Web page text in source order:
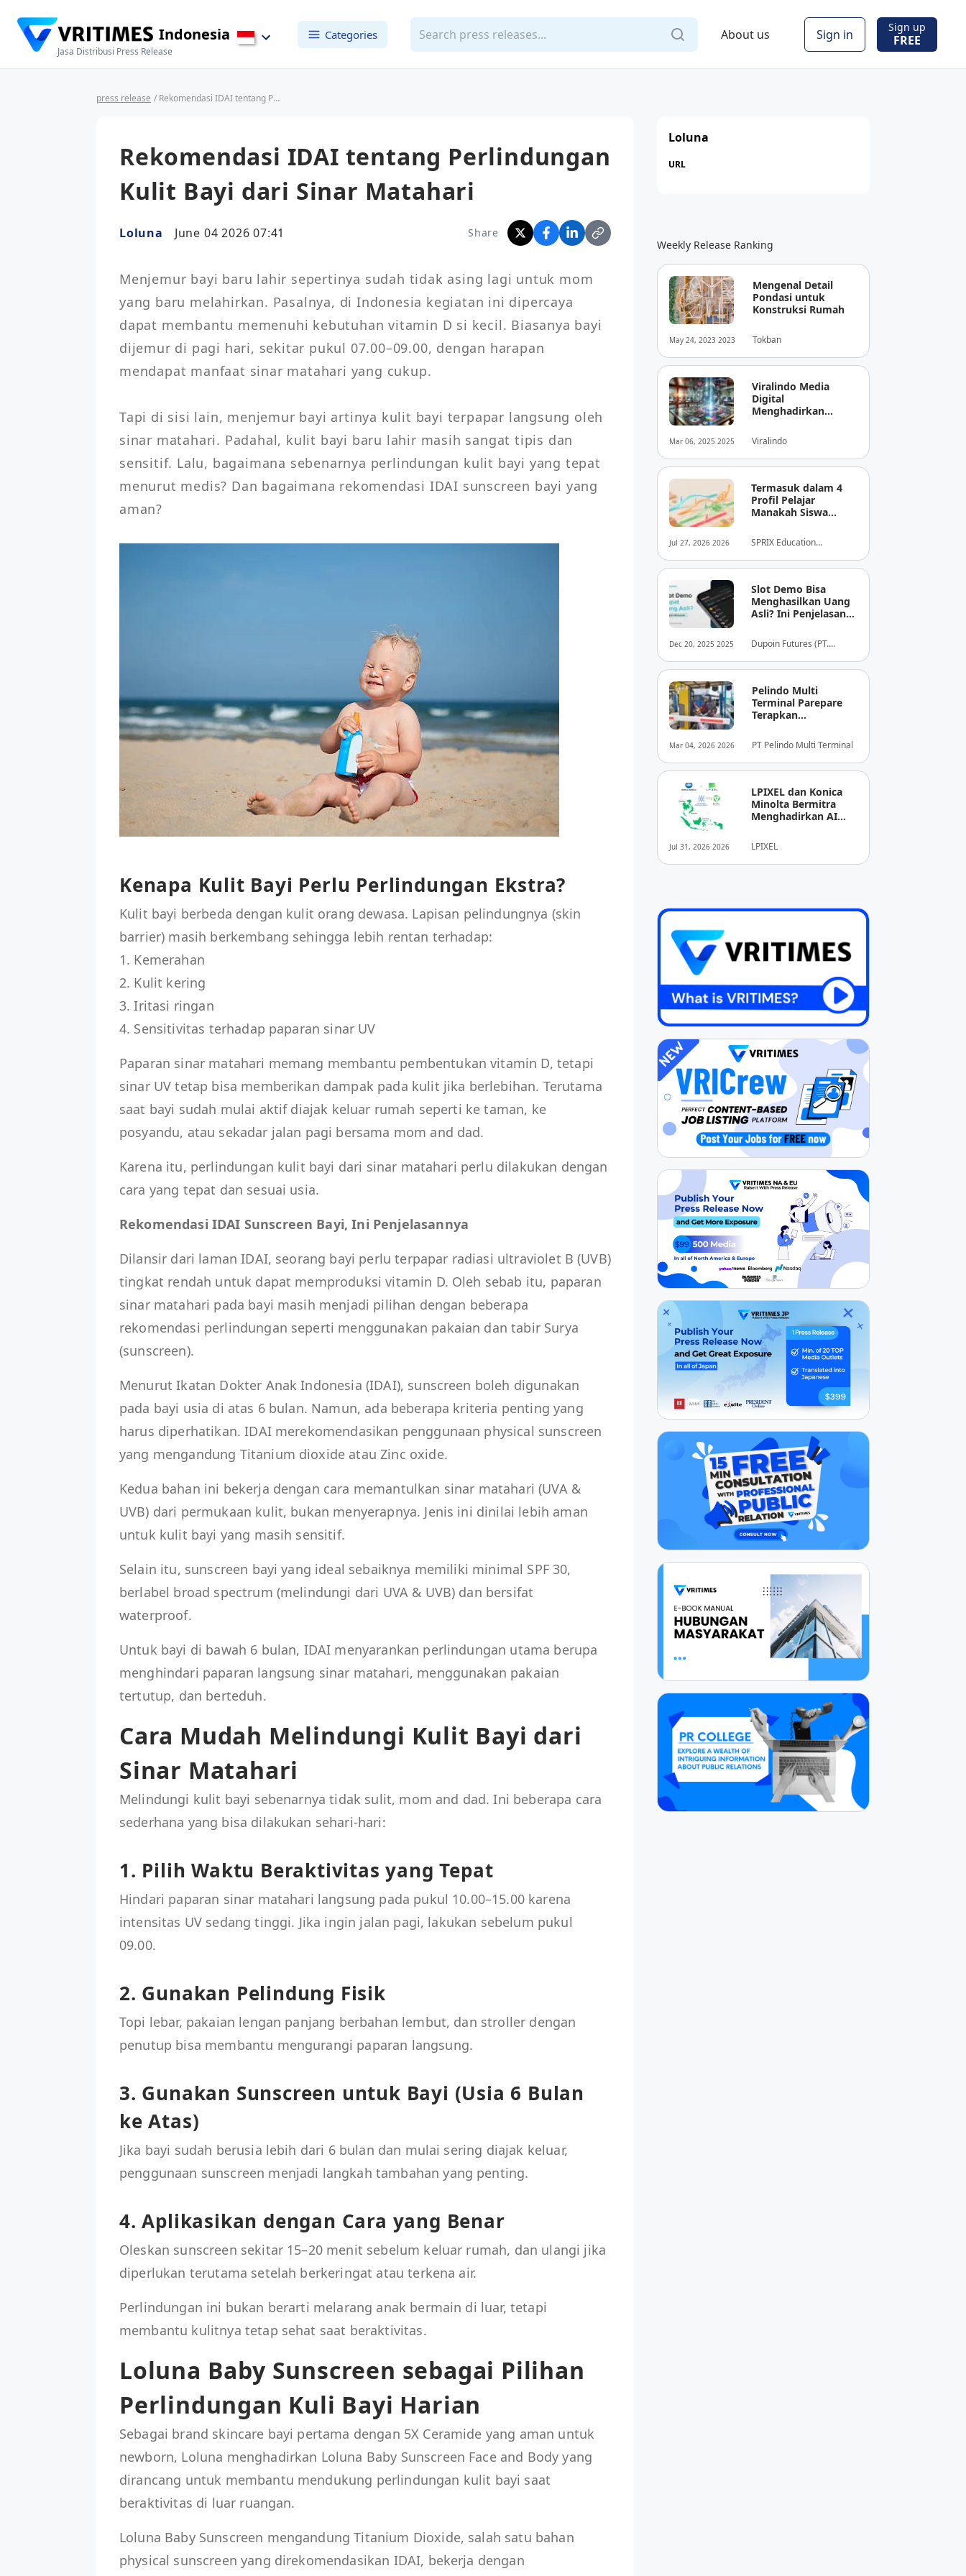
Indonesia
Jasa Distribusi Press Release
Categories About us Sign in Sign up
FREE
press release / Rekomendasi IDAI tentang Perlindungan Kulit Bayi dari Sinar Matahari
Rekomendasi IDAI tentang Perlindungan
Kulit Bayi dari Sinar Matahari
Loluna June 04 2026 07:41 Share
Menjemur bayi baru lahir sepertinya sudah tidak asing lagi untuk mom
yang baru melahirkan. Pasalnya, di Indonesia kegiatan ini dipercaya
dapat membantu memenuhi kebutuhan vitamin D si kecil. Biasanya bayi
dijemur di pagi hari, sekitar pukul 07.00–09.00, dengan harapan
mendapat manfaat sinar matahari yang cukup.
Tapi di sisi lain, menjemur bayi artinya kulit bayi terpapar langsung oleh
sinar matahari. Padahal, kulit bayi baru lahir masih sangat tipis dan
sensitif. Lalu, bagaimana sebenarnya perlindungan kulit bayi yang tepat
menurut medis? Dan bagaimana rekomendasi IDAI sunscreen bayi yang
aman?
Kenapa Kulit Bayi Perlu Perlindungan Ekstra?
Kulit bayi berbeda dengan kulit orang dewasa. Lapisan pelindungnya (skin
barrier) masih berkembang sehingga lebih rentan terhadap:
1. Kemerahan
2. Kulit kering
3. Iritasi ringan
4. Sensitivitas terhadap paparan sinar UV
Paparan sinar matahari memang membantu pembentukan vitamin D, tetapi
sinar UV tetap bisa memberikan dampak pada kulit jika berlebihan. Terutama
saat bayi sudah mulai aktif diajak keluar rumah seperti ke taman, ke
posyandu, atau sekadar jalan pagi bersama mom and dad.
Karena itu, perlindungan kulit bayi dari sinar matahari perlu dilakukan dengan
cara yang tepat dan sesuai usia.
Rekomendasi IDAI Sunscreen Bayi, Ini Penjelasannya
Dilansir dari laman IDAI, seorang bayi perlu terpapar radiasi ultraviolet B (UVB)
tingkat rendah untuk dapat memproduksi vitamin D. Oleh sebab itu, paparan
sinar matahari pada bayi masih menjadi pilihan dengan beberapa
rekomendasi perlindungan seperti menggunakan pakaian dan tabir Surya
(sunscreen).
Menurut Ikatan Dokter Anak Indonesia (IDAI), sunscreen boleh digunakan
pada bayi usia di atas 6 bulan. Namun, ada beberapa kriteria penting yang
harus diperhatikan. IDAI merekomendasikan penggunaan physical sunscreen
yang mengandung Titanium dioxide atau Zinc oxide.
Kedua bahan ini bekerja dengan cara memantulkan sinar matahari (UVA &
UVB) dari permukaan kulit, bukan menyerapnya. Jenis ini dinilai lebih aman
untuk kulit bayi yang masih sensitif.
Selain itu, sunscreen bayi yang ideal sebaiknya memiliki minimal SPF 30,
berlabel broad spectrum (melindungi dari UVA & UVB) dan bersifat
waterproof.
Untuk bayi di bawah 6 bulan, IDAI menyarankan perlindungan utama berupa
menghindari paparan langsung sinar matahari, menggunakan pakaian
tertutup, dan berteduh.
Cara Mudah Melindungi Kulit Bayi dari
Sinar Matahari
Melindungi kulit bayi sebenarnya tidak sulit, mom and dad. Ini beberapa cara
sederhana yang bisa dilakukan sehari-hari:
1. Pilih Waktu Beraktivitas yang Tepat
Hindari paparan sinar matahari langsung pada pukul 10.00–15.00 karena
intensitas UV sedang tinggi. Jika ingin jalan pagi, lakukan sebelum pukul
09.00.
2. Gunakan Pelindung Fisik
Topi lebar, pakaian lengan panjang berbahan lembut, dan stroller dengan
penutup bisa membantu mengurangi paparan langsung.
3. Gunakan Sunscreen untuk Bayi (Usia 6 Bulan
ke Atas)
Jika bayi sudah berusia lebih dari 6 bulan dan mulai sering diajak keluar,
penggunaan sunscreen menjadi langkah tambahan yang penting.
4. Aplikasikan dengan Cara yang Benar
Oleskan sunscreen sekitar 15–20 menit sebelum keluar rumah, dan ulangi jika
diperlukan terutama setelah berkeringat atau terkena air.
Perlindungan ini bukan berarti melarang anak bermain di luar, tetapi
membantu kulitnya tetap sehat saat beraktivitas.
Loluna Baby Sunscreen sebagai Pilihan
Perlindungan Kuli Bayi Harian
Sebagai brand skincare bayi pertama dengan 5X Ceramide yang aman untuk
newborn, Loluna menghadirkan Loluna Baby Sunscreen Face and Body yang
dirancang untuk membantu mendukung perlindungan kulit bayi saat
beraktivitas di luar ruangan.
Loluna Baby Sunscreen mengandung Titanium Dioxide, salah satu bahan
physical sunscreen yang direkomendasikan IDAI, bekerja dengan
Loluna
URL
Weekly Release Ranking
May 24, 2023 2023
Mengenal Detail
Pondasi untuk
Konstruksi Rumah
Tokban
Mar 06, 2025 2025
Viralindo Media
Digital
Menghadirkan
Dunia Media Digital
Indonesia
Viralindo
Jul 27, 2026 2026
Termasuk dalam 4
Profil Pelajar
Manakah Siswa
Perilaku
Tersembunyi Saat
Ujian Melalui Data
Digital
SPRIX Education
Dec 20, 2025 2025
Slot Demo Bisa
Menghasilkan Uang
Asli? Ini Penjelasan
Dupoin Futures (PT.
Mar 04, 2026 2026
Pelindo Multi
Terminal Parepare
Terapkan
Nontunai di Pintu
Masuk Pelabuhan
Nusantara
PT Pelindo Multi Terminal
Jul 31, 2026 2026
LPIXEL dan Konica
Minolta Bermitra
Menghadirkan AI
Diagnosis Berbasis
Pencitraan Medis
“EIRL” di ASEAN
LPIXEL